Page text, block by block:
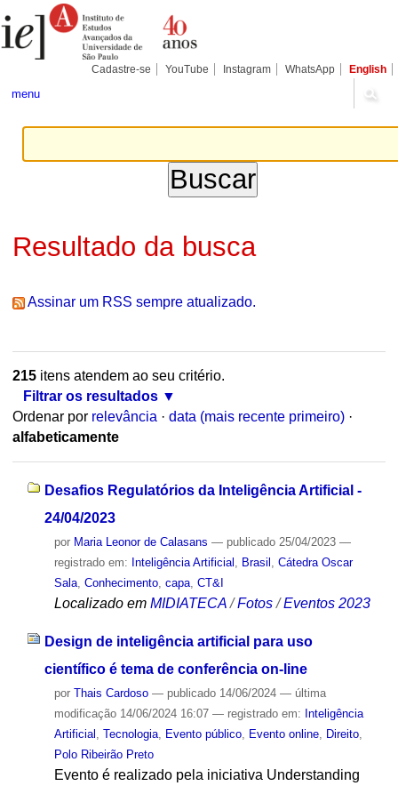
para
conteúdo.
Pessoais
Cadastre-se YouTube Instagram WhatsApp English
menu
Resultado da busca
Assinar um RSS sempre atualizado.
215itens atendem ao seu critério.
Filtrar os resultados
Ordenar por relevância · data (mais recente primeiro) ·
alfabeticamente
Desafios Regulatórios da Inteligência Artificial -
24/04/2023
por Maria Leonor de Calasans — publicado25/04/2023 —
registrado em: Inteligência Artificial Brasil
Cátedra Oscar
Sala, Conhecimento, capa, CT&I
Localizado em MIDIATECA /Fotos /Eventos 2023
Design de inteligência artificial para uso
científico é tema de conferência on-line
por Thais Cardoso — publicado14/06/2024 — última
modificação14/06/2024 16:07 — registrado em: Inteligência
Artificial Tecnologia, Evento público, Evento online, Direito,
Polo Ribeirão Preto
Evento é realizado pela iniciativa Understanding